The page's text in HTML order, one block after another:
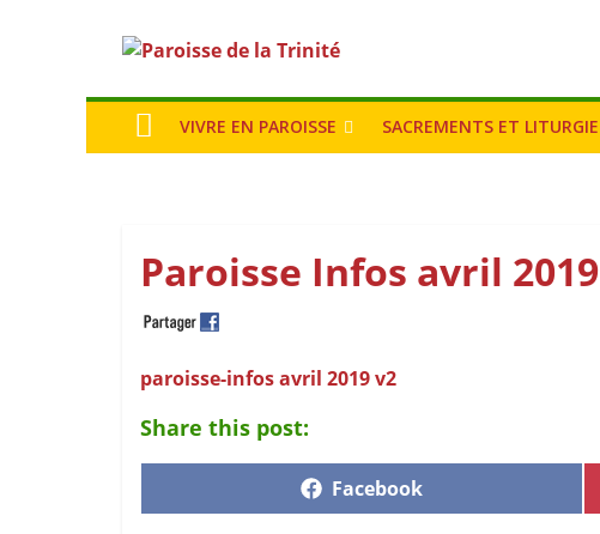
VIVRE EN PAROISSE SACREMENTS ET LITURGIE
Paroisse Infos avril 2019
paroisse-infos avril 2019 v2
Share this post:
Facebook